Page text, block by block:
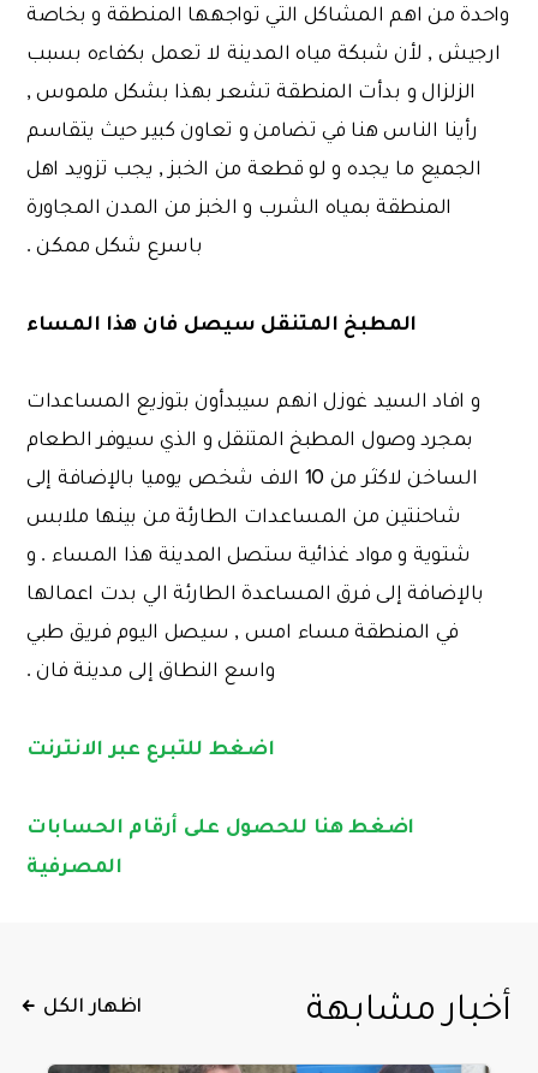
واحدة من اهم المشاكل التي تواجهها المنطقة و بخاصة
ارجيش , لأن شبكة مياه المدينة لا تعمل بكفاءه بسبب
الزلزال و بدأت المنطقة تشعر بهذا بشكل ملموس ,
رأينا الناس هنا في تضامن و تعاون كبير حيث يتقاسم
الجميع ما يجده و لو قطعة من الخبز , يجب تزويد اهل
المنطقة بمياه الشرب و الخبز من المدن المجاورة
باسرع شكل ممكن .
المطبخ المتنقل سيصل فان هذا المساء
و افاد السيد غوزل انهم سيبدأون بتوزيع المساعدات
بمجرد وصول المطبخ المتنقل و الذي سيوفر الطعام
الساخن لاكثر من 10 الاف شخص يوميا بالإضافة إلى
شاحنتين من المساعدات الطارئة من بينها ملابس
شتوية و مواد غذائية ستصل المدينة هذا المساء . و
بالإضافة إلى فرق المساعدة الطارئة الي بدت اعمالها
في المنطقة مساء امس , سيصل اليوم فريق طبي
واسع النطاق إلى مدينة فان .
اضغط للتبرع عبر الانترنت
اضغط هنا للحصول على أرقام الحسابات
المصرفية
أخبار مشابهة اظهار الكل